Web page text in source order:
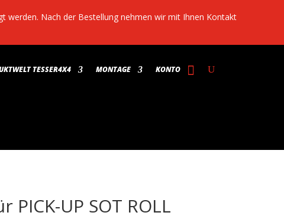
werden. Nach der Bestellung nehmen wir mit Ihnen Kontakt
TESSER4X4 MONTAGE KONTO
UP SOT ROLL